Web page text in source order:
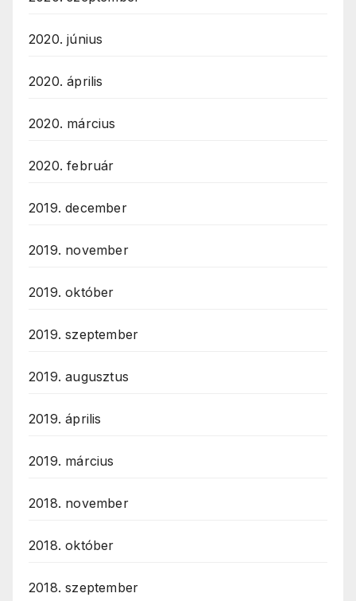
2020. június
2020. április
2020. március
2020. február
2019. december
2019. november
2019. október
2019. szeptember
2019. augusztus
2019. április
2019. március
2018. november
2018. október
2018. szeptember